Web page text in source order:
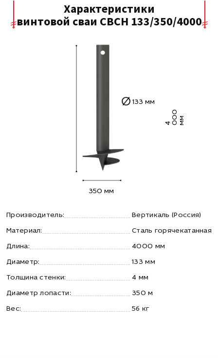
Характеристики
винтовой сваи СВСН 133/350/4000
4 0 0
0
м м
350 мм
133 мм
Производитель: Вертикаль (Россия)
Материал: Сталь горячекатанная
Длина: 4000 мм
Диаметр: 133 мм
Толщина стенки: 4 мм
Диаметр лопасти: 350 м
Вес: 56 кг